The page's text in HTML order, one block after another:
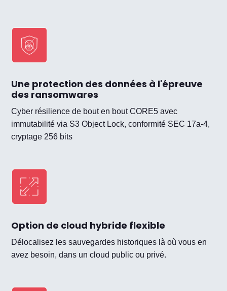
Une protection des données à l'épreuve
des ransomwares
Cyber résilience de bout en bout CORE5 avec
immutabilité via S3 Object Lock, conformité SEC 17a-4,
cryptage 256 bits
Option de cloud hybride flexible
Délocalisez les sauvegardes historiques là où vous en
avez besoin, dans un cloud public ou privé.